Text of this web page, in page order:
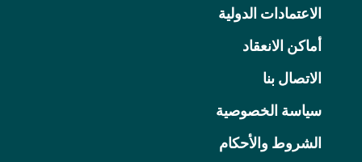
الاعتمادات الدولية
أماكن الانعقاد
الاتصال بنا
سياسة الخصوصية
الشروط والأحكام